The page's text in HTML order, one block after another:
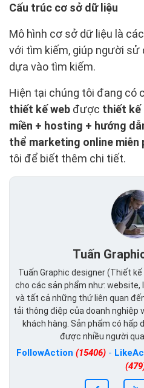
Cấu trúc cơ sở dữ liệu
Mô hình cơ sở dữ liệu là
với tìm kiếm, giúp người sử
dựa vào tìm kiếm.
Hiện tại chúng tôi đang có
thiết kế web được thiết kế
miền + hosting + hướng
thể marketing online miễn
tôi để biết thêm chi tiết.
Tuấn
Tuấn Graphic designer (Thiết
cho các sản phẩm như: website,
và tất cả những thứ liên quan
tải thông điệp của doanh nghiệp
khách hàng. Sản phẩm có
được nhiều người
FollowAction (15406)-